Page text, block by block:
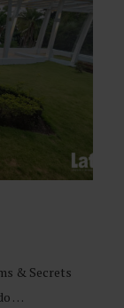
& Secrets
…